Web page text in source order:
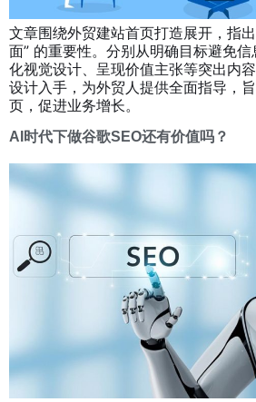
文章围绕外贸建站首页打造展开，指
面” 的重要性。分别从明确目标避免
化视觉设计、呈现价值主张等突出内
设计入手，为外贸人提供全面指导，
页，促进业务增长。
AI时代下做谷歌SEO还有价值吗？